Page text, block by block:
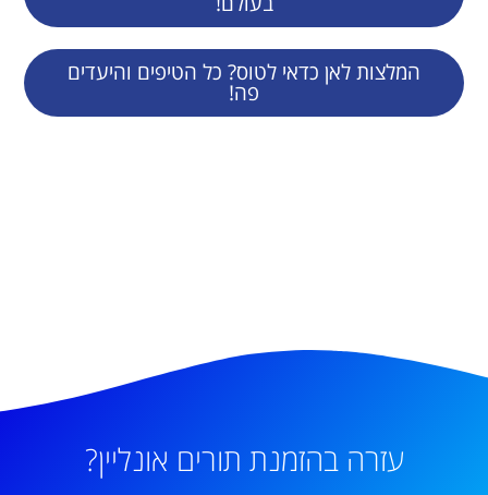
המלצות לאן כדאי לטוס? כל הטיפים והיעדים
פה!
עזרה בהזמנת תורים אונליין?